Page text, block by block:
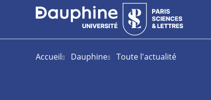
Accueil Dauphine Toute l'actualité